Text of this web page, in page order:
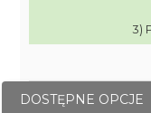
3)
DOSTĘPNE OPCJE